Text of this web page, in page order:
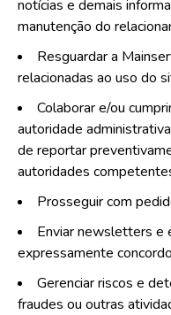
notícias e demais
manutenção do
Resguardar a
relacionadas ao uso do
Colaborar e/ou
autoridade
de reportar
autoridades
Prosseguir com
Enviar newsletters e
expressamente
Gerenciar riscos e
fraudes ou outras